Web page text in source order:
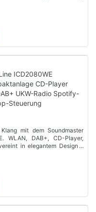
ICD2080WE
CD-Player
UKW-Radio Spotify-
Steuerung
mit dem Soundmaster
WLAN, DAB+, CD-Player,
in elegantem Design –